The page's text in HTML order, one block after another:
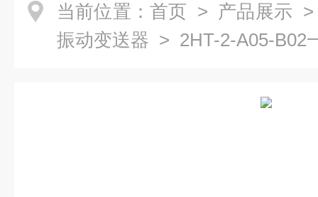
当前位置： 首页 > 产品展示
振动变送器 > 2HT-2-A05-B02